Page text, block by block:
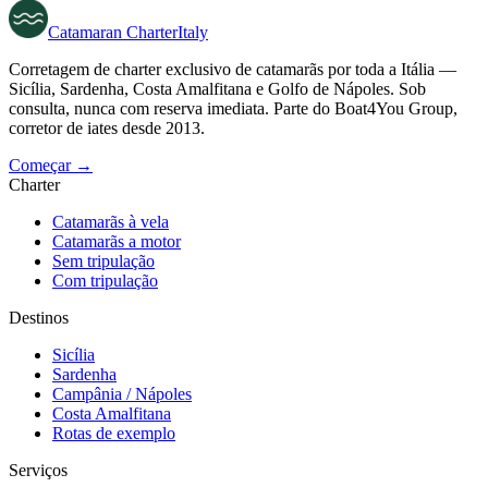
Catamaran CharterItaly
Corretagem de charter exclusivo de catamarãs por toda a Itália —
Sicília, Sardenha, Costa Amalfitana e Golfo de Nápoles. Sob
consulta, nunca com reserva imediata. Parte do Boat4You Group,
corretor de iates desde 2013.
Começar →
Charter
Catamarãs à vela
Catamarãs a motor
Sem tripulação
Com tripulação
Destinos
Sicília
Sardenha
Campânia / Nápoles
Costa Amalfitana
Rotas de exemplo
Serviços